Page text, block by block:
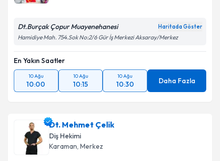
Kişisel verilerimin işlenmesine ilişkin
Metni'ni okudum ve kişisel verilerimin belirtilen
kapsamda işlenmesini kabul ediyorum.
Dt.Burçak Çopur Muayenehanesi Haritada Göster
Hamidiye Mah. 754.Sok No:2/6 Gür İş Merkezi Aksaray/Merkez
En Yakın Saatler
10 Ağu
10:00
10 Ağu
10:15
10 Ağu
10:30 Daha Fazla
Dt. Mehmet Çelik
Diş Hekimi
Karaman, Merkez